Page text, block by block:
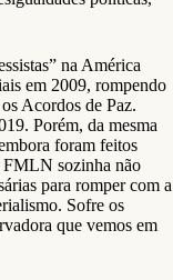
na América
em 2009, rompendo
Acordos de Paz.
Porém, da mesma
foram feitos
FMLN sozinha não
para romper com a
Sofre os
que vemos em